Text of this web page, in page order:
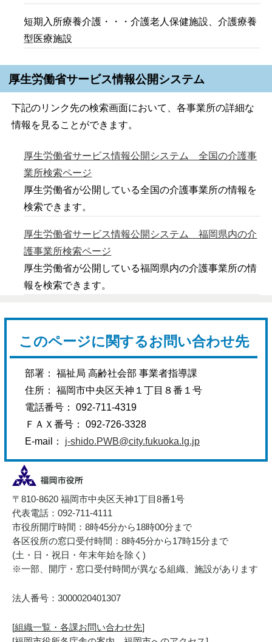
短期入所療養介護・・・介護老人保健施設、介護療養
型医療施設
厚生労働省サービス情報公開システム
下記のリンク先の検索画面において、各事業所の詳細な
情報を見ることができます。
厚生労働省サービス情報公開システム 全国の介護事
業所検索ページ
厚生労働省が公開している全国の介護事業所の情報を
検索できます。
厚生労働省サービス情報公開システム 福岡県内の介
護事業所検索ページ
厚生労働省が公開している福岡県内の介護事業所の情
報を検索できます。
このページに関するお問い合わせ先
部署： 福祉局 高齢社会部 事業者指導課
住所： 福岡市中央区天神１丁目８番１号
電話番号： 092-711-4319
ＦＡＸ番号： 092-726-3328
E-mail： j-shido.PWB@city.fukuoka.lg.jp
〒810-8620 福岡市中央区天神1丁目8番1号
代表電話：092-711-4111
市役所開庁時間：8時45分から18時00分まで
各区役所の窓口受付時間：8時45分から17時15分まで
(土・日・祝日・年末年始を除く)
※一部、開庁・窓口受付時間が異なる組織、施設があります
法人番号：3000020401307
[組織一覧・各課お問い合わせ先]